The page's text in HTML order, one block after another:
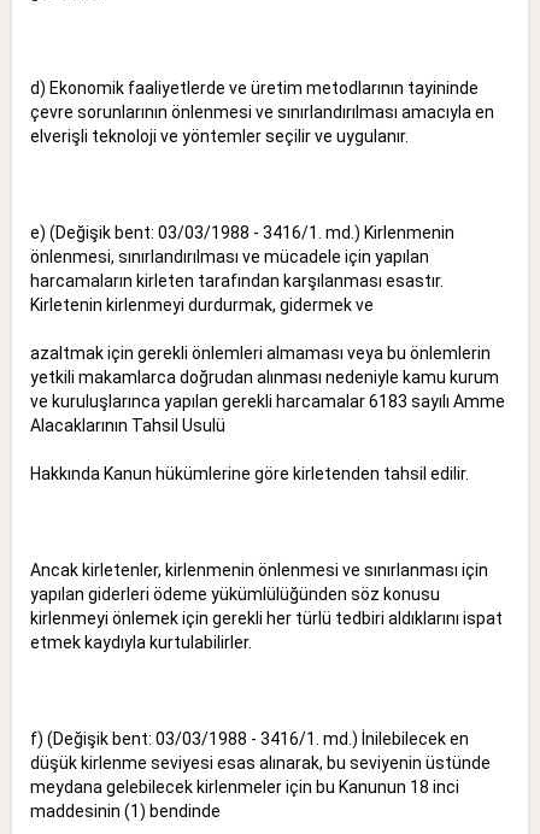
d) Ekonomik faaliyetlerde ve üretim metodlarının tayininde
çevre sorunlarının önlenmesi ve sınırlandırılması amacıyla en
elverişli teknoloji ve yöntemler seçilir ve uygulanır.
e) (Değişik bent: 03/03/1988 - 3416/1. md.) Kirlenmenin
önlenmesi, sınırlandırılması ve mücadele için yapılan
harcamaların kirleten tarafından karşılanması esastır.
Kirletenin kirlenmeyi durdurmak, gidermek ve
azaltmak için gerekli önlemleri almaması veya bu önlemlerin
yetkili makamlarca doğrudan alınması nedeniyle kamu kurum
ve kuruluşlarınca yapılan gerekli harcamalar 6183 sayılı Amme
Alacaklarının Tahsil Usulü
Hakkında Kanun hükümlerine göre kirletenden tahsil edilir.
Ancak kirletenler, kirlenmenin önlenmesi ve sınırlanması için
yapılan giderleri ödeme yükümlülüğünden söz konusu
kirlenmeyi önlemek için gerekli her türlü tedbiri aldıklarını ispat
etmek kaydıyla kurtulabilirler.
f) (Değişik bent: 03/03/1988 - 3416/1. md.) İnilebilecek en
düşük kirlenme seviyesi esas alınarak, bu seviyenin üstünde
meydana gelebilecek kirlenmeler için bu Kanunun 18 inci
maddesinin (1) bendinde